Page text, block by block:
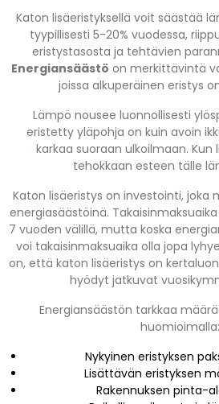
Katon lisäeristyksellä voit säästää
tyypillisesti 5-20% vuodessa,
eristystasosta ja tehtävien
Energiansäästö on merkittävintä
joissa alkuperäinen eristys
Lämpö nousee luonnollisesti
eristetty yläpohja on kuin avoin
karkaa suoraan ulkoilmaan.
tehokkaan esteen tälle
Katon lisäeristys on investointi, joka
energiasäästöinä.
7 vuoden välillä, mutta koska
voi takaisinmaksuaika olla jopa
on, että katon lisäeristys on
hyödyt jatkuvat
Energiansäästön tarkkaa
huomioimalla:
Nykyinen eristyksen
Lisättävän eristyksen
Rakennuksen pinta-